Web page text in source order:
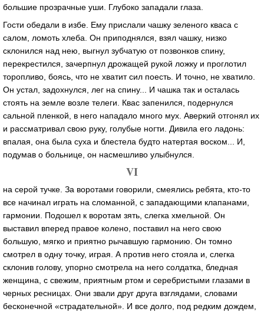
большие прозрачные уши. Глубоко западали глаза.
Гости обедали в избе. Ему прислали чашку зеленого кваса с
салом, ломоть хлеба. Он приподнялся, взял чашку, низко
склонился над нею, выгнул зубчатую от позвонков спину,
перекрестился, зачерпнул дрожащей рукой ложку и проглотил
торопливо, боясь, что не хватит сил поесть. И точно, не хватило.
Он устал, задохнулся, лег на спину... И чашка так и осталась
стоять на земле возле телеги. Квас запенился, подернулся
сальной пленкой, в него нападало много мух. Аверкий отгонял их
и рассматривал свою руку, голубые ногти. Дивила его ладонь:
впалая, она была суха и блестела будто натертая воском... И,
подумав о больнице, он насмешливо улыбнулся.
VI
на серой тучке. За воротами говорили, смеялись ребята, кто-то
все начинал играть на сломанной, с западающими клапанами,
гармонии. Подошел к воротам зять, слегка хмельной. Он
выставил вперед правое колено, поставил на него свою
большую, мягко и приятно рычавшую гармонию. Он томно
смотрел в одну точку, играя. А против него стояла и, слегка
склонив голову, упорно смотрела на него солдатка, бледная
женщина, с свежим, приятным ртом и серебристыми глазами в
черных ресницах. Они звали друг друга взглядами, словами
бесконечной «страдательной». И все долго, под редким дождем,